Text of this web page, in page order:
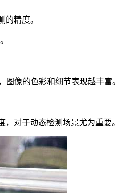
精度。
像的色彩和细节表现越丰富。
对于动态检测场景尤为重要。